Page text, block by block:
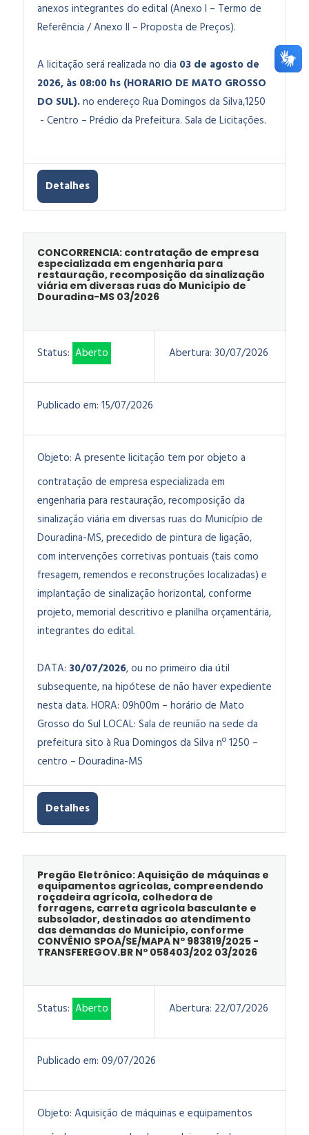
anexos integrantes do edital (Anexo I – Termo de
Referência / Anexo II – Proposta de Preços).
A licitação será realizada no dia 03 de agosto de
2026, às 08:00 hs (HORARIO DE MATO GROSSO
DO SUL).no endereço Rua Domingos da Silva,1250
- Centro – Prédio da Prefeitura. Sala de Licitações.
Detalhes
CONCORRENCIA: contratação de empresa
especializada em engenharia para
restauração, recomposição da sinalização
viária em diversas ruas do Município de
Douradina-MS 03/2026
Status: Aberto Abertura: 30/07/2026
Publicado em: 15/07/2026
Objeto: A presente licitação tem por objeto a
contratação de empresa especializada em
engenharia para restauração, recomposição da
sinalização viária em diversas ruas do Município de
Douradina-MS, precedido de pintura de ligação,
com intervenções corretivas pontuais (tais como
fresagem, remendos e reconstruções localizadas) e
implantação de sinalização horizontal,conforme
projeto, memorial descritivo e planilha orçamentária,
integrantes do edital.
DATA: 30/07/2026, ou no primeiro dia útil
subsequente, na hipótese de não haver expediente
nesta data. HORA: 09h00m – horário de Mato
Grosso do Sul LOCAL: Sala de reunião na sede da
prefeitura sito à Rua Domingos da Silva nº 1250 –
centro – Douradina-MS
Detalhes
Pregão Eletrônico: Aquisição de máquinas e
equipamentos agrícolas, compreendendo
roçadeira agrícola, colhedora de
forragens, carreta agrícola basculante e
subsolador, destinados ao atendimento
das demandas do Município, conforme
CONVÊNIO SPOA/SE/MAPA Nº 983819/2025 -
TRANSFEREGOV.BR Nº 058403/202 03/2026
Status: Aberto Abertura: 22/07/2026
Publicado em: 09/07/2026
Objeto: Aquisição de máquinas e equipamentos